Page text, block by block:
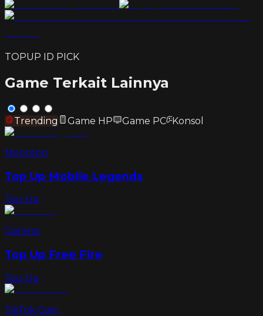
TOPUP ID PICK
Game Terkait Lainnya
Trending Game HP Game PC Konsol
Moonton
Top Up Mobile Legends
Top Up
Garena
Top Up Free Fire
Top Up
TikTok Coin